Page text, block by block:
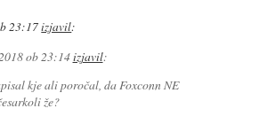
23:17izjavil:
ob 23:14izjavil:
kje ali poročal, da Foxconn NE
že?